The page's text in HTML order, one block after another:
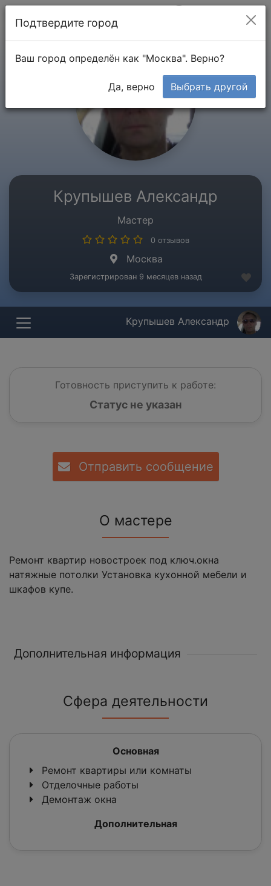
Крупышев Александр
Мастер
0 отзывов
Москва
Зарегистрирован 9 месяцев назад
Крупышев Александр
Готовность приступить к работе:
Статус не указан
Отправить сообщение
О мастере
Ремонт квартир новостроек под ключ.окна
натяжные потолки Установка кухонной мебели и
шкафов купе.
Дополнительная информация
Сфера деятельности
Основная
Ремонт квартиры или комнаты
Отделочные работы
Демонтаж окна
Дополнительная
Подтвердите город
Ваш город определён как "Москва". Верно?
Да, верно Выбрать другой